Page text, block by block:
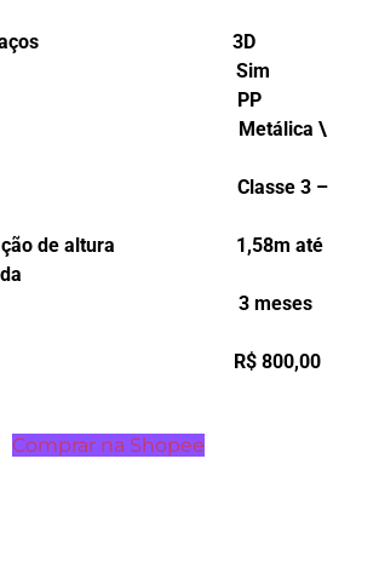
de braços 3D
pés Sim
PP
Metálica \
Classe 3 –
de altura 1,58m até
3 meses
R$ 800,00
Comprar na Shopee